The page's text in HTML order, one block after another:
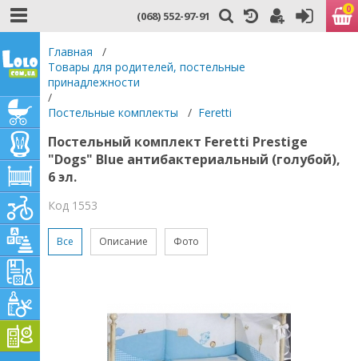
(068) 552-97-91 0
Главная
/
Товары для родителей, постельные
принадлежности
/
Постельные комплекты
/ Feretti
Постельный комплект Feretti Prestige
"Dogs" Blue антибактериальный (голубой),
6 эл.
Код 1553
Все Описание Фото